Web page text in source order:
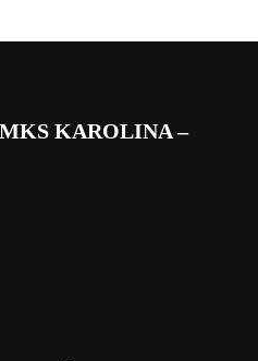
KAROLINA –